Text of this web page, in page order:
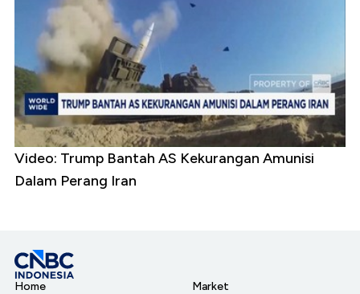
Video: Trump Bantah AS Kekurangan Amunisi
Dalam Perang Iran
Home
Market